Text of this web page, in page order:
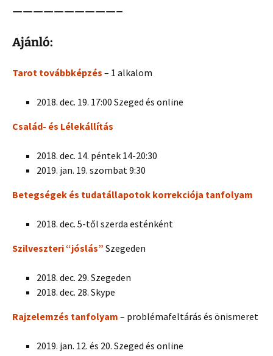
——————————–
Ajánló:
Tarot továbbképzés – 1 alkalom
2018. dec. 19. 17:00 Szeged és online
Család- és Lélekállítás
2018. dec. 14. péntek 14-20:30
2019. jan. 19. szombat 9:30
Betegségek és tudatállapotok korrekciója tanfolyam
2018. dec. 5-től szerda esténként
Szilveszteri “jóslás” Szegeden
2018. dec. 29. Szegeden
2018. dec. 28. Skype
Rajzelemzés tanfolyam – problémafeltárás és önismeret
2019. jan. 12. és 20. Szeged és online